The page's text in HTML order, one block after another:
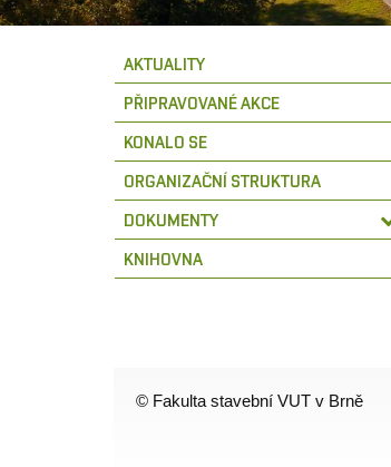
AKTUALITY
PŘIPRAVOVANÉ AKCE
KONALO SE
ORGANIZAČNÍ STRUKTURA
DOKUMENTY
KNIHOVNA
© Fakulta stavební VUT v Brně